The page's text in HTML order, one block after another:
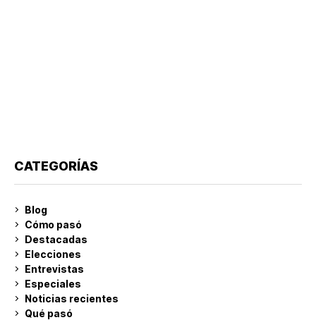
CATEGORÍAS
Blog
Cómo pasó
Destacadas
Elecciones
Entrevistas
Especiales
Noticias recientes
Qué pasó